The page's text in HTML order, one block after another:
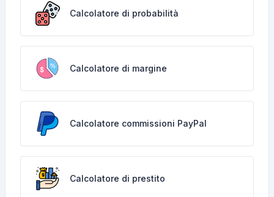
Calcolatore di probabilità
Calcolatore di margine
Calcolatore commissioni PayPal
Calcolatore di prestito